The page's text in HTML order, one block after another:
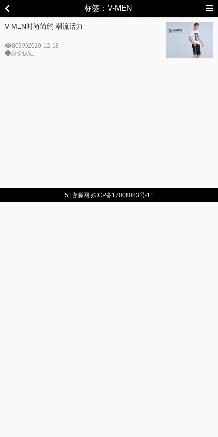
标签：V-MEN
V-MEN时尚简约 潮流活力
809
2020-12-18
身份认证
51货源网 苏ICP备17008083号-11